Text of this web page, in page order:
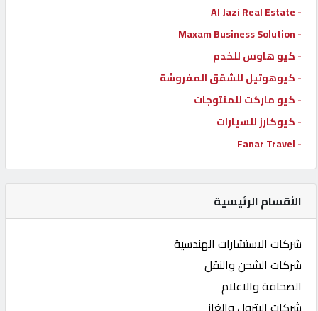
- Al Jazi Real Estate
- Maxam Business Solution
- كيو هاوس للخدم
- كيوهوتيل للشقق المفروشة
- كيو ماركت للمنتوجات
- كيوكارز للسيارات
- Fanar Travel
الأقسام الرئيسية
شركات الاستشارات الهندسية
شركات الشحن والنقل
الصحافة والاعلام